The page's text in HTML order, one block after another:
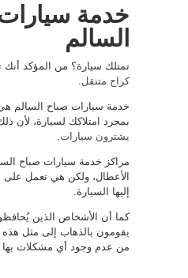
خدمة
السالم
تمتلك سيارة؟ من المؤكد
كراج متنقل
خدمة سيارات صباح السالم هي
بمجرد امتلاكك لسيارة، لأن
يشترون سيارات
مراكز خدمة سيارات صباح
الأعطال، ولكن هي تعمل على
إليها السيارة.
كما أن الأشخاص الذين
يقومون بالذهاب إلى مثل هذه
من عدم وجود أي مشكلات بها